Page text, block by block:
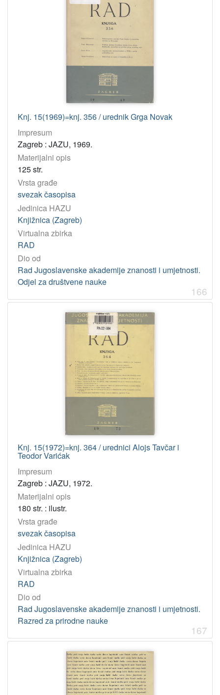
Knj. 15(1969)=knj. 356 / urednik Grga Novak
Impresum
Zagreb : JAZU, 1969.
Materijalni opis
125 str.
Vrsta građe
svezak časopisa
Jedinica HAZU
Knjižnica (Zagreb)
Virtualna zbirka
RAD
Dio od
Rad Jugoslavenske akademije znanosti i umjetnosti.
Odjel za društvene nauke
166
Knj. 15(1972)=knj. 364 / urednici Alojs Tavčar i
Teodor Varićak
Impresum
Zagreb : JAZU, 1972.
Materijalni opis
180 str. : ilustr.
Vrsta građe
svezak časopisa
Jedinica HAZU
Knjižnica (Zagreb)
Virtualna zbirka
RAD
Dio od
Rad Jugoslavenske akademije znanosti i umjetnosti.
Razred za prirodne nauke
167